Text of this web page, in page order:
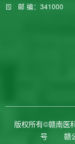
邮 编：341000
版权所有©赣南医
号
赣